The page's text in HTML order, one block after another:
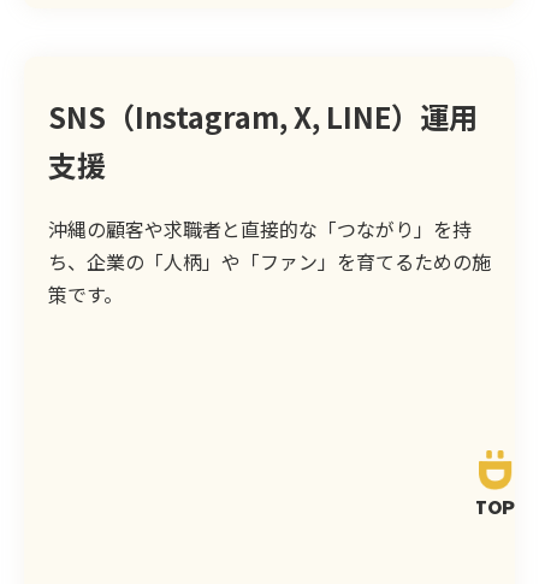
SNS（Instagram, X, LINE）運用
支援
沖縄の顧客や求職者と直接的な「つながり」を持
ち、企業の「人柄」や「ファン」を育てるための施
策です。
TOP